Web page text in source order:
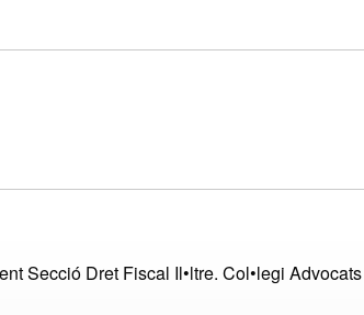
Secció Dret Fiscal Il•ltre. Col•legi